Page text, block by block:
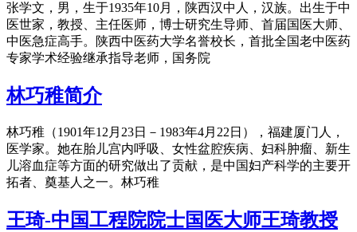
张学文，男，生于1935年10月，陕西汉中人，汉族。出生于中
医世家，教授、主任医师，博士研究生导师、首届国医大师、
中医急症高手。陕西中医药大学名誉校长，首批全国老中医药
专家学术经验继承指导老师，国务院
林巧稚简介
林巧稚（1901年12月23日－1983年4月22日），福建厦门人，
医学家。她在胎儿宫内呼吸、女性盆腔疾病、妇科肿瘤、新生
儿溶血症等方面的研究做出了贡献，是中国妇产科学的主要开
拓者、奠基人之一。林巧稚
王琦-中国工程院院士国医大师王琦教授